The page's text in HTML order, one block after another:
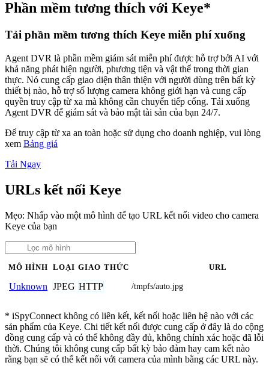
Phần mềm tương thích với Keye*
Tải phần mềm tương thích Keye miễn phí xuống
Agent DVR là phần mềm giám sát miễn phí được hỗ trợ bởi AI với
khả năng phát hiện người, phương tiện và vật thể trong thời gian
thực. Nó cung cấp giao diện thân thiện với người dùng trên bất kỳ
thiết bị nào, hỗ trợ số lượng camera không giới hạn và cung cấp
quyền truy cập từ xa mà không cần chuyển tiếp cổng. Tải xuống
Agent DVR để giám sát và bảo mật tài sản của bạn 24/7.
Để truy cập từ xa an toàn hoặc sử dụng cho doanh nghiệp, vui lòng
xem Bảng giá
Tải Ngay
URLs kết nối Keye
Mẹo: Nhấp vào một mô hình để tạo URL kết nối video cho camera
Keye của bạn
MÔ HÌNH LOẠI GIAO THỨC URL
Unknown JPEG HTTP /tmpfs/auto.jpg
* iSpyConnect không có liên kết, kết nối hoặc liên hệ nào với các
sản phẩm của Keye. Chi tiết kết nối được cung cấp ở đây là do cộng
đồng cung cấp và có thể không đầy đủ, không chính xác hoặc đã lỗi
thời. Chúng tôi không cung cấp bất kỳ bảo đảm hay cam kết nào
rằng bạn sẽ có thể kết nối với camera của mình bằng các URL này.